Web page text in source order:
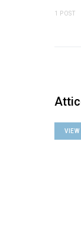
1 POST
VIEW